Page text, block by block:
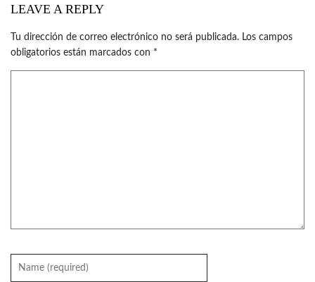
LEAVE A REPLY
Tu dirección de correo electrónico no será publicada. Los campos
obligatorios están marcados con *